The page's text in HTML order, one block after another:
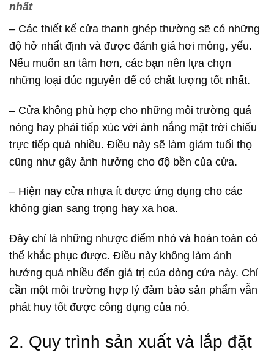
nhất
– Các thiết kế cửa thanh ghép thường sẽ có những
độ hở nhất định và được đánh giá hơi mỏng, yếu.
Nếu muốn an tâm hơn, các bạn nên lựa chọn
những loại đúc nguyên để có chất lượng tốt nhất.
– Cửa không phù hợp cho những môi trường quá
nóng hay phải tiếp xúc với ánh nắng mặt trời chiếu
trực tiếp quá nhiều. Điều này sẽ làm giảm tuổi thọ
cũng như gây ảnh hưởng cho độ bền của cửa.
– Hiện nay cửa nhựa ít được ứng dụng cho các
không gian sang trọng hay xa hoa.
Đây chỉ là những nhược điểm nhỏ và hoàn toàn có
thể khắc phục được. Điều này không làm ảnh
hưởng quá nhiều đến giá trị của dòng cửa này. Chỉ
cần một môi trường hợp lý đảm bảo sản phẩm vẫn
phát huy tốt được công dụng của nó.
2. Quy trình sản xuất và lắp đặt